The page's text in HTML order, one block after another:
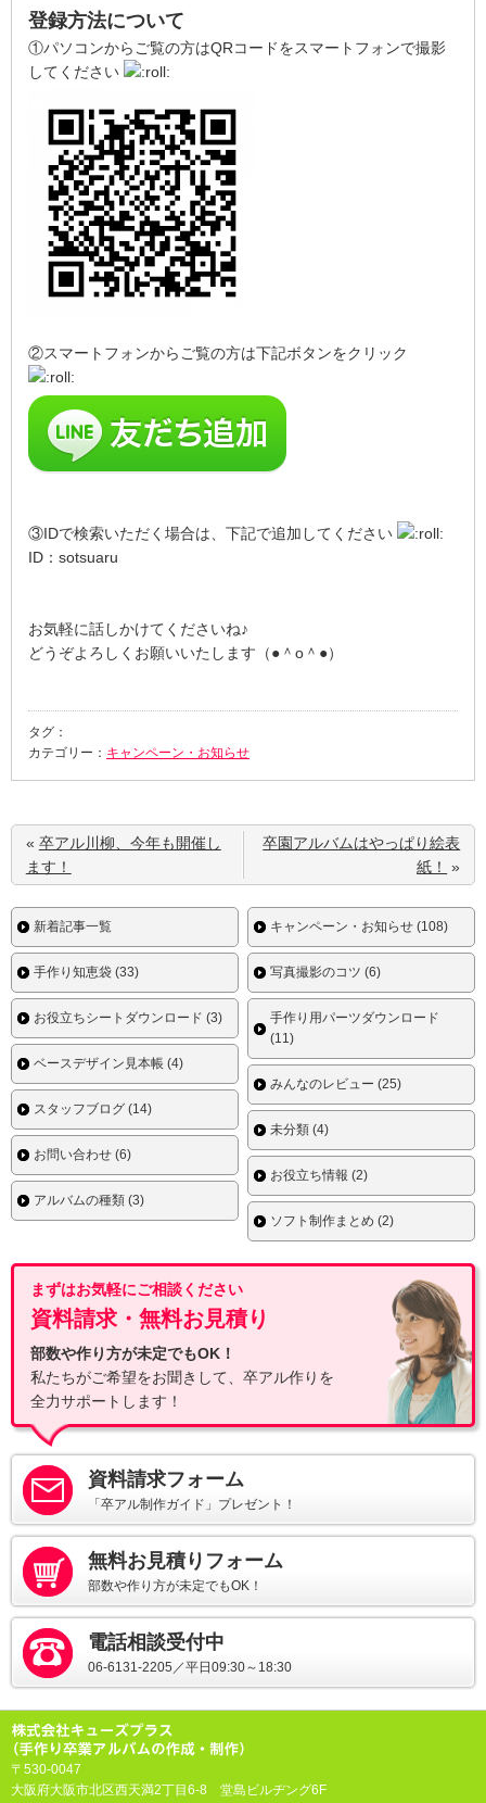
登録方法について
①パソコンからご覧の方はQRコードをスマートフォンで撮影
してください
②スマートフォンからご覧の方は下記ボタンをクリック
③IDで検索いただく場合は、下記で追加してください
ID：sotsuaru
お気軽に話しかけてくださいね♪
どうぞよろしくお願いいたします（●＾o＾●）
タグ：
カテゴリー： キャンペーン・お知らせ
« 卒アル川柳、今年も開催し
ます！
卒園アルバムはやっぱり絵表
紙！
»
新着記事一覧 キャンペーン・お知らせ (108)
手作り知恵袋 (33) 写真撮影のコツ (6)
お役立ちシートダウンロード (3)
手作り用パーツダウンロード
(11)
ベースデザイン見本帳 (4)
みんなのレビュー (25)
スタッフブログ (14)
未分類 (4)
お問い合わせ (6)
お役立ち情報 (2)
アルバムの種類 (3)
ソフト制作まとめ (2)
まずはお気軽にご相談ください
資料請求・無料お見積り
部数や作り方が未定でもOK！
私たちがご希望をお聞きして、卒アル作りを
全力サポートします！
資料請求フォーム
「卒アル制作ガイド」プレゼント！
無料お見積りフォーム
部数や作り方が未定でもOK！
電話相談受付中
06-6131-2205／平日09:30～18:30
〒530-0047
大阪府大阪市北区西天満2丁目6-8 堂島ビルヂング6F